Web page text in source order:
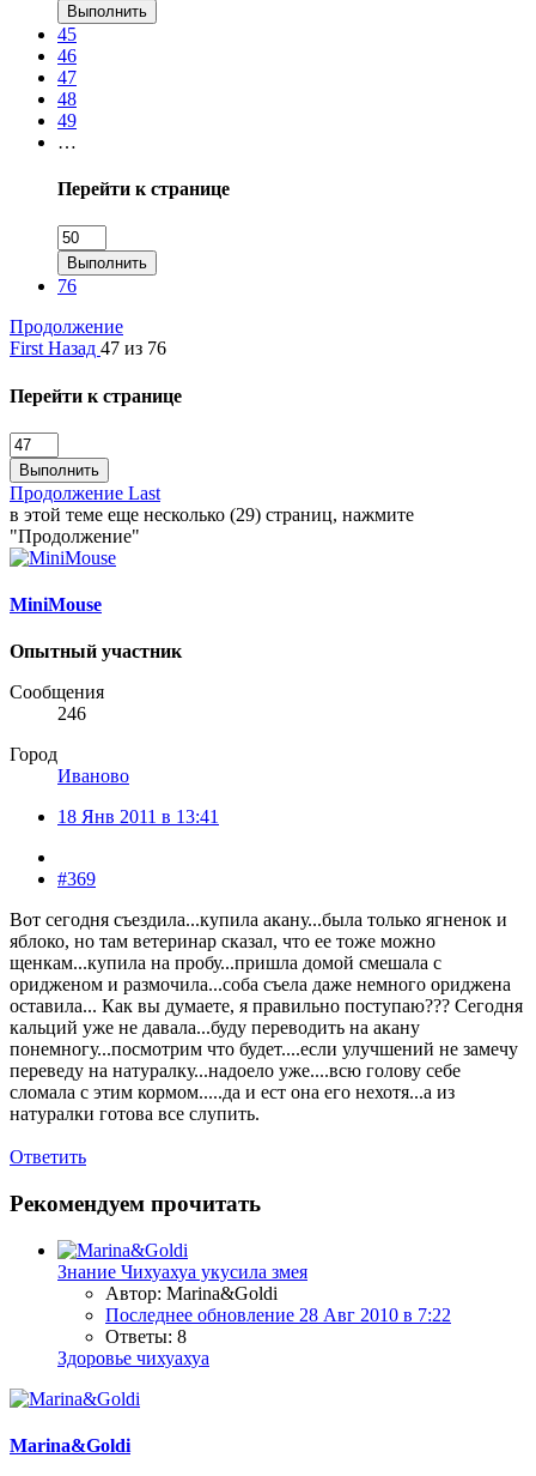
Выполнить
45
46
47
48
49
…
Перейти к странице
Выполнить
76
Продолжение
First Назад 47 из 76
Перейти к странице
Выполнить
Продолжение Last
в этой теме еще несколько (29) страниц, нажмите
"Продолжение"
MiniMouse
Опытный участник
Сообщения
246
Город
Иваново
18 Янв 2011 в 13:41
#369
Вот сегодня съездила...купила акану...была только ягненок и
яблоко, но там ветеринар сказал, что ее тоже можно
щенкам...купила на пробу...пришла домой смешала с
оридженом и размочила...соба съела даже немного ориджена
оставила... Как вы думаете, я правильно поступаю??? Сегодня
кальций уже не давала...буду переводить на акану
понемногу...посмотрим что будет....если улучшений не замечу
переведу на натуралку...надоело уже....всю голову себе
сломала с этим кормом.....да и ест она его нехотя...а из
натуралки готова все слупить.
Ответить
Рекомендуем прочитать
Знание Чихуахуа укусила змея
Автор: Marina&Goldi
Последнее обновление 28 Авг 2010 в 7:22
Ответы: 8
Здоровье чихуахуа
Marina&Goldi